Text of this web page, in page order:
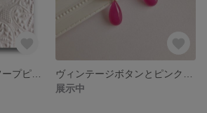
展示中